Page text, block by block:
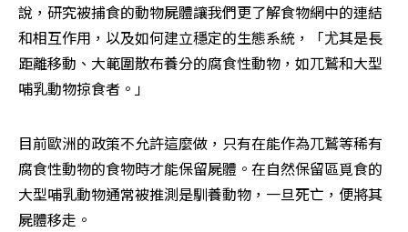
說，研究被捕食的動物屍體讓我們更了解食物網中的連結
和相互作用，以及如何建立穩定的生態系統，「尤其是長
距離移動、大範圍散布養分的腐食性動物，如兀鷲和大型
哺乳動物掠食者。」
目前歐洲的政策不允許這麼做，只有在能作為兀鷲等稀有
腐食性動物的食物時才能保留屍體。在自然保留區覓食的
大型哺乳動物通常被推測是馴養動物，一旦死亡，便將其
屍體移走。